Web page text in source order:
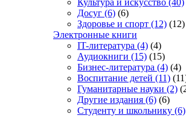
Досуг (6) (6)
Здоровье и спорт (12) (12)
Электронные книги
IT-литература (4) (4)
Аудиокниги (15) (15)
Бизнес-литература (4) (4)
Воспитание детей (11)
Гуманитарные науки (2)
Другие издания (6) (6)
Студенту и школьнику (6)